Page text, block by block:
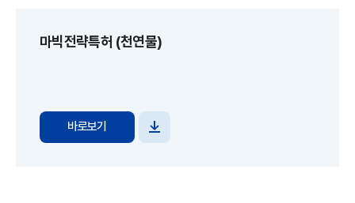
마빅전략특허 (천연물)
바로보기
파일